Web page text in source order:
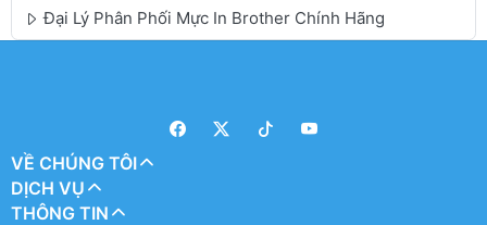
Đại Lý Phân Phối Mực In Brother Chính Hãng
VỀ CHÚNG TÔI
DỊCH VỤ
THÔNG TIN